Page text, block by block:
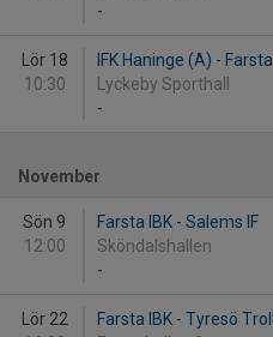
-
Lör 18
10:30
IFK Haninge (A) -
Lyckeby Sporthall
-
November
Sön 9
12:00
Farsta IBK - Salems IF
Sköndalshallen
-
Lör 22
Farsta IBK - Tyresö